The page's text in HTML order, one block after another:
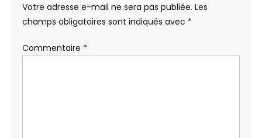
Votre adresse e-mail ne sera pas publiée. Les
champs obligatoires sont indiqués avec *
Commentaire *